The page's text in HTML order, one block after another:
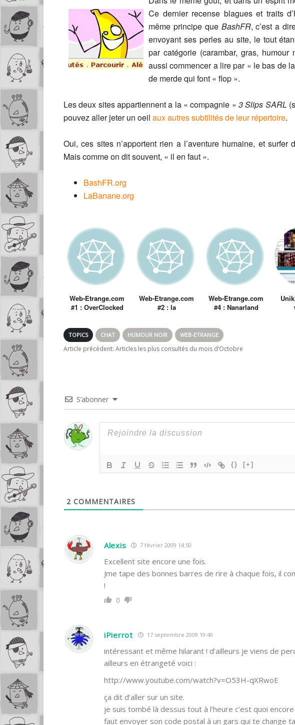
Ce dernier recense blagues et traits
même principe que BashFR, c’est a
envoyant ses perles au site, le tout
par catégorie (carambar, gras,
aussi commencer a lire par « le bas de
de merde qui font « flop ».
Les deux sites appartiennent a la « compagnie » 3 Slips SARL
pouvez aller jeter un oeil aux autres subtilités de leur répertoire.
Oui, ces sites n’apportent rien a l’aventure humaine, et surfer
Mais comme on dit souvent, « il en faut ».
BashFR.org
LaBanane.org
Web-Etrange.com
#1 : OverClocked
Web-Etrange.com
#2 : la
Web-Etrange.com
#4 : Nanarland
TOPICS CHAT HUMOUR NOIR WEB-ETRANGE
Article précédent: Articles les plus consultés du mois d’Octobre
S’abonner
{} [+]
2 COMMENTAIRES
Alexis 7 février 2009 14:50
Excellent site encore une fois.
Jme tape des bonnes barres de rire à chaque fois, il
!
0
iPierrot 17 septembre 2009 19:40
intéressant et même hilarant ! d’ailleurs je viens de
ailleurs en étrangeté voici :
http://www.youtube.com/watch?v=O53H-qXRwoE
ça dit d’aller sur un site.
je suis tombé là dessus tout à l’heure c’est quoi
faut envoyer son code postal à un gars qui te change